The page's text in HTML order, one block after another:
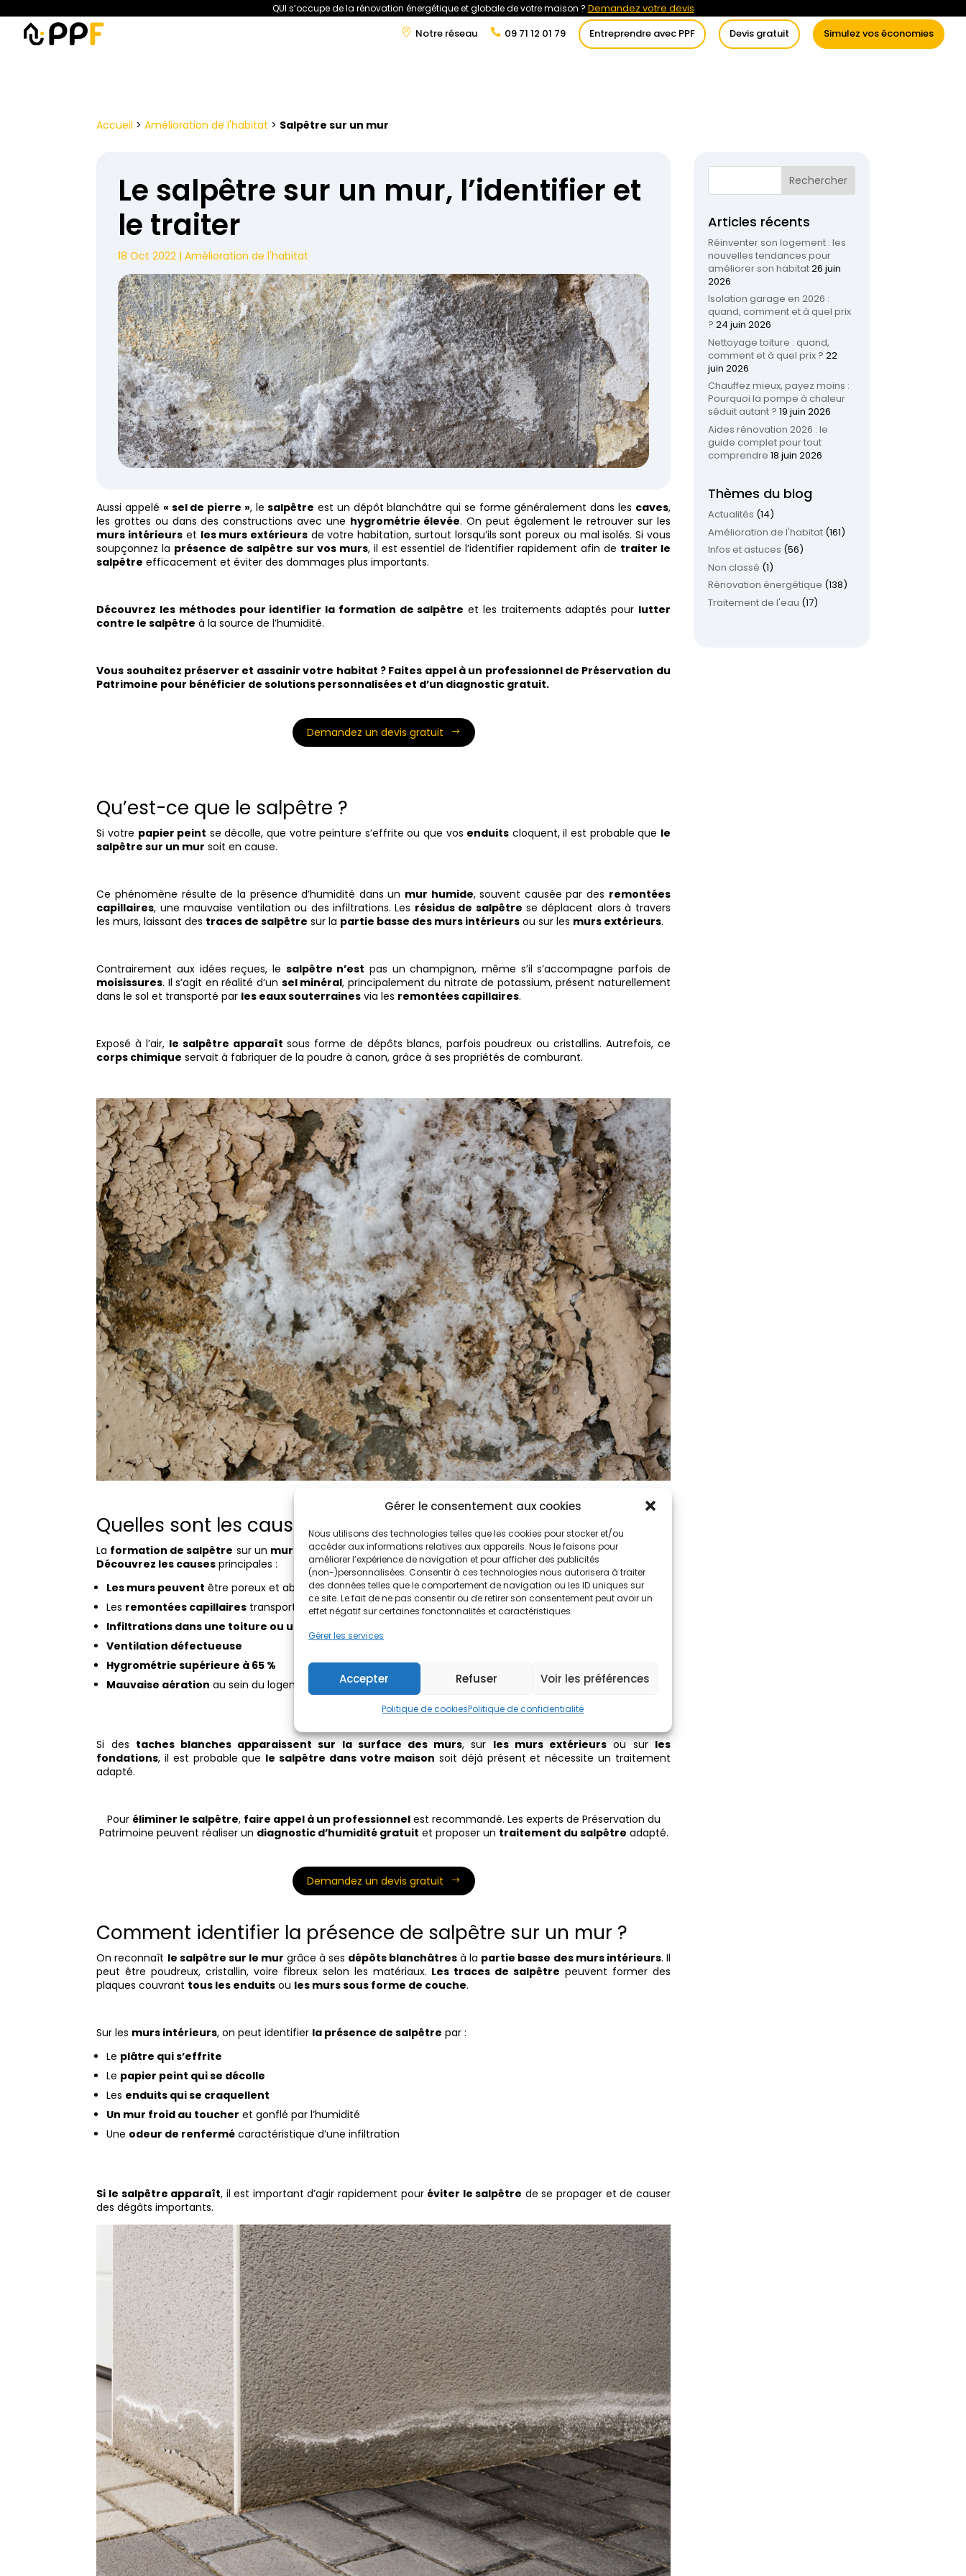
Gérer le consentement aux cookies
Nous utilisons des technologies telles que les cookies pour stocker et/ou
accéder aux informations relatives aux appareils. Nous le faisons pour
améliorer l’expérience de navigation et pour afficher des publicités
(non-)personnalisées. Consentir à ces technologies nous autorisera à traiter
des données telles que le comportement de navigation ou les ID uniques sur
ce site. Le fait de ne pas consentir ou de retirer son consentement peut avoir un
effet négatif sur certaines fonctonnalités et caractéristiques.
Gérer les services
Accepter Refuser Voir les préférences
Politique de cookiesPolitique de confidentialité
QUI s’occupe de la rénovation énergétique et globale de votre maison ? Demandez votre devis
Notre réseau
09 71 12 01 79 Entreprendre avec PPF Devis gratuit Simulez vos économies
Rénovation Énergétique Énergies Renouvelables Traitement de l’eau Conseils
Accueil >Amélioration de l'habitat > Salpêtre sur un mur
Le salpêtre sur un mur, l’identifier et
le traiter
18 Oct 2022 |Amélioration de l'habitat
Aussi appelé « sel de pierre », lesalpêtre est un dépôt blanchâtre qui se forme généralement dans les caves,
les grottes ou dans des constructions avec une hygrométrie élevée. On peut également le retrouver sur les
murs intérieurs et les murs extérieurs de votre habitation, surtout lorsqu’ils sont poreux ou mal isolés. Si vous
soupçonnez la présence de salpêtre sur vos murs, il est essentiel de l’identifier rapidement afin de traiter le
salpêtre efficacement et éviter des dommages plus importants.
Découvrez les méthodes pour identifier la formation de salpêtre et les traitements adaptés pour lutter
contre le salpêtre à la source de l’humidité.
Vous souhaitez préserver et assainir votre habitat ? Faites appel à un professionnel de Préservation du
Patrimoine pour bénéficier de solutions personnalisées et d’un diagnostic gratuit.
Demandez un devis gratuit
Qu’est-ce que le salpêtre ?
Si votre papier peint se décolle, que votre peinture s’effrite ou que vos enduits cloquent, il est probable que le
salpêtre sur un mur soit en cause.
Ce phénomène résulte de la présence d’humidité dans un mur humide, souvent causée par des remontées
capillaires, une mauvaise ventilation ou des infiltrations. Les résidus de salpêtre se déplacent alors à travers
les murs, laissant des traces de salpêtre sur la partie basse des murs intérieurs ou sur les murs extérieurs.
Contrairement aux idées reçues, le salpêtre n’est pas un champignon, même s’il s’accompagne parfois de
moisissures. Il s’agit en réalité d’un sel minéral, principalement du nitrate de potassium, présent naturellement
dans le sol et transporté par les eaux souterraines via les remontées capillaires.
Exposé à l’air, le salpêtre apparaît sous forme de dépôts blancs, parfois poudreux ou cristallins. Autrefois, ce
corps chimique servait à fabriquer de la poudre à canon, grâce à ses propriétés de comburant.
Quelles sont les causes du salpêtre sur un mur ?
La formation de salpêtre sur un mur de l’extérieurouun mur de l’intérieurest directement liée à l’humidité.
Découvrez les causes principales :
Les murs peuvent être poreux et absorber l’eau
Les remontées capillaires transportent l’eau à travers les murs
Infiltrations dans une toiture ou une façade
Ventilation défectueuse
Hygrométrie supérieure à 65 %
Mauvaise aération au sein du logement
Si des taches blanches apparaissent sur la surface des murs, surles murs extérieursou surles
fondations, il est probable que le salpêtre dans votre maison soit déjà présent et nécessite un traitement
adapté.
Pour éliminer le salpêtre, faire appel à un professionnelest recommandé. Les experts de Préservation du
Patrimoine peuvent réaliser un diagnostic d’humidité gratuit et proposer un traitement du salpêtre adapté.
Demandez un devis gratuit
Comment identifier la présence de salpêtre sur un mur ?
On reconnaît le salpêtre sur le mur grâce à ses dépôts blanchâtres à la partie basse des murs intérieurs. Il
peut être poudreux, cristallin, voire fibreux selon les matériaux. Les traces de salpêtre peuvent former des
plaques couvrant tous les enduits ou les murs sous forme de couche.
Sur les murs intérieurs, on peut identifier la présence de salpêtre par :
Le plâtre qui s’effrite
Le papier peint qui se décolle
Les enduits qui se craquellent
Un mur froid au toucher et gonflé par l’humidité
Une odeur de renfermé caractéristique d’une infiltration
Si le salpêtre apparaît, il est important d’agir rapidement pour éviter le salpêtre de se propager et de causer
des dégâts importants.
Articles récents
Réinventer son logement : les
nouvelles tendances pour
améliorer son habitat26 juin
2026
Isolation garage en 2026 :
quand, comment et à quel prix
? 24 juin 2026
Nettoyage toiture : quand,
comment et à quel prix ? 22
juin 2026
Chauffez mieux, payez moins :
Pourquoi la pompe à chaleur
séduit autant ? 19 juin 2026
Aides rénovation 2026 : le
guide complet pour tout
comprendre 18 juin 2026
Thèmes du blog
Actualités (14)
Amélioration de l'habitat(161)
Infos et astuces (56)
Non classé (1)
Rénovation énergétique (138)
Traitement de l'eau (17)